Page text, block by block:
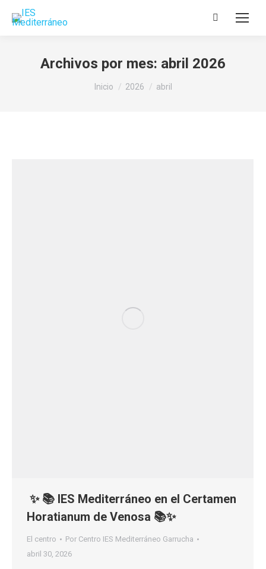
Buscar:
Archivos por mes: abril 2026
Estás aquí:
Inicio 2026 abril
✨ 📚 IES Mediterráneo en el Certamen
Horatianum de Venosa 📚✨
El centro Por Centro IES Mediterráneo Garrucha
abril 30, 2026